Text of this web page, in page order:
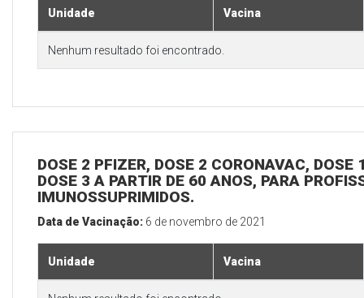
Unidade Vacina
Nenhum resultado foi encontrado.
DOSE 2 PFIZER, DOSE 2 CORONAVAC,
DOSE 3 A PARTIR DE 60 ANOS, PARA
IMUNOSSUPRIMIDOS.
Data de Vacinação: 6 de novembro de 2021
Unidade Vacina